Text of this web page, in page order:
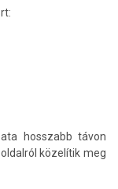
hosszabb távon
közelítik meg